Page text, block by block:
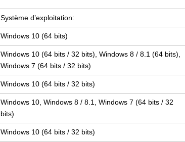
Système d’exploitation:
Windows 10 (64 bits)
Windows 10 (64 bits / 32 bits), Windows 8 / 8.1 (64 bits),
Windows 7 (64 bits / 32 bits)
Windows 10 (64 bits / 32 bits)
Windows 10, Windows 8 / 8.1, Windows 7 (64 bits / 32
bits)
Windows 10 (64 bits / 32 bits)